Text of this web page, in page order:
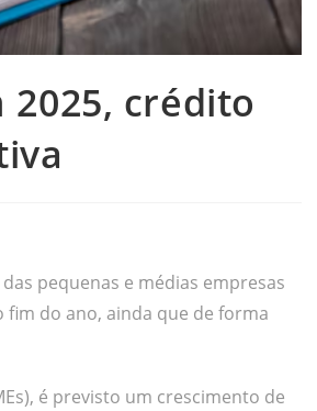
crédito
pequenas e médias empresas
fim do ano, ainda que de forma
é previsto um crescimento de